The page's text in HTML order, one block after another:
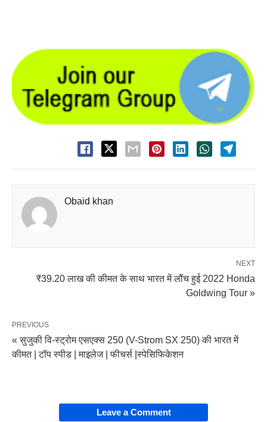
Obaid khan
NEXT
₹39.20 लाख की कीमत के साथ भारत में लौंच हुई 2022 Honda
Goldwing Tour »
PREVIOUS
« सुजुकी वि-स्ट्रोम एसएक्स 250 (V-Strom SX 250) की भारत में
कीमत | टॉप स्पीड | माइलेज | फीचर्स |स्पेसिफिकेशन
Leave a Comment